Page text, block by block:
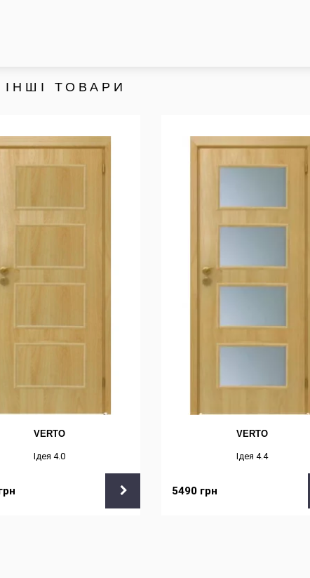
ТОВАРИ
VERTO
Ідея 4.0
VERTO
Ідея 4.4
5490 грн